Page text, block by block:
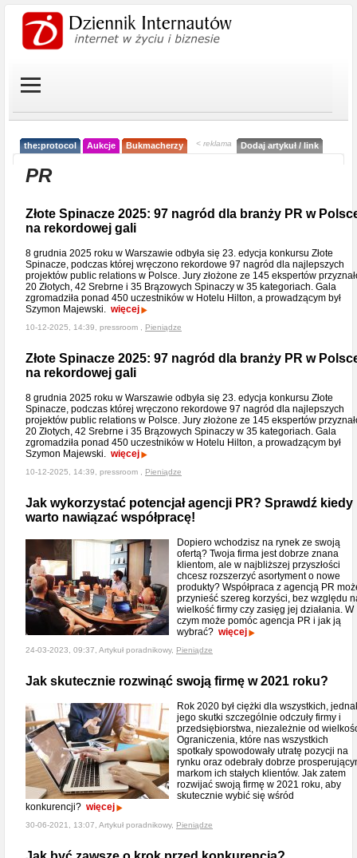
the:protocol Aukcje Bukmacherzy < reklama Dodaj artykuł / link
PR
Złote Spinacze 2025: 97 nagród dla branży PR w
na rekordowej gali
8 grudnia 2025 roku w Warszawie odbyła się 23. edycja konkursu Złote
Spinacze, podczas której wręczono rekordowe 97 nagród dla najlepszych
projektów public relations w Polsce. Jury złożone ze 145 ekspertów
20 Złotych, 42 Srebrne i 35 Brązowych Spinaczy w 35 kategoriach. Gala
zgromadziła ponad 450 uczestników w Hotelu Hilton, a prowadzącym był
Szymon Majewski. więcej
10-12-2025, 14:39, pressroom , Pieniądze
Złote Spinacze 2025: 97 nagród dla branży PR w
na rekordowej gali
8 grudnia 2025 roku w Warszawie odbyła się 23. edycja konkursu Złote
Spinacze, podczas której wręczono rekordowe 97 nagród dla najlepszych
projektów public relations w Polsce. Jury złożone ze 145 ekspertów
20 Złotych, 42 Srebrne i 35 Brązowych Spinaczy w 35 kategoriach. Gala
zgromadziła ponad 450 uczestników w Hotelu Hilton, a prowadzącym był
Szymon Majewski. więcej
10-12-2025, 14:39, pressroom , Pieniądze
Jak wykorzystać potencjał agencji PR? Sprawdź kiedy
warto nawiązać współpracę!
Dopiero wchodzisz na rynek ze swoją
ofertą? Twoja firma jest dobrze znana
klientom, ale w najbliższej przyszłości
chcesz rozszerzyć asortyment o nowe
produkty? Współpraca z agencją PR
przynieść szereg korzyści, bez względu
wielkość firmy czy zasięg jej działania. W
czym może pomóc agencja PR i jak ją
wybrać? więcej
24-03-2023, 09:37, Artykuł poradnikowy, Pieniądze
Jak skutecznie rozwinąć swoją firmę w 2021 roku?
Rok 2020 był ciężki dla wszystkich,
jego skutki szczególnie odczuły firmy i
przedsiębiorstwa, niezależnie od
Ograniczenia, które nas wszystkich
spotkały spowodowały utratę pozycji na
rynku oraz odebrały dobrze
markom ich stałych klientów. Jak zatem
rozwijać swoją firmę w 2021 roku, aby
skutecznie wybić się wśród
konkurencji? więcej
30-06-2021, 13:07, Artykuł poradnikowy, Pieniądze